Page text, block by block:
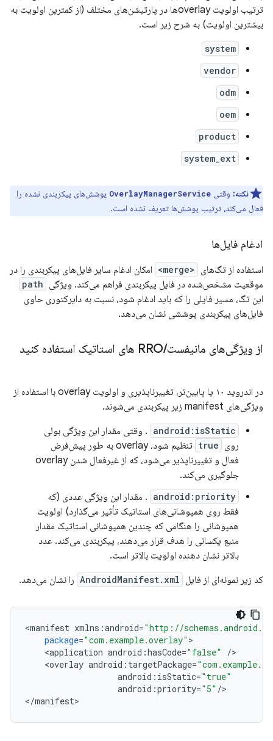
ترتیب اولویت overlayها در پارتیشن‌های مختلف (از کمترین اولویت به
بیشترین اولویت) به شرح زیر است.
system
vendor
odm
oem
product
system_ext
نکته: وقتی OverlayManagerService پوشش‌های پیکربندی نشده را
فعال می‌کند، ترتیب پوشش‌ها تعریف نشده است.
ادغام فایل‌ها
استفاده از تگ‌های <merge>
امکان ادغام سایر فایل‌های پیکربندی را در
موقعیت مشخص‌شده در فایل پیکربندی فراهم می‌کند. ویژگی path
این تگ، مسیر فایلی را که باید ادغام شود، نسبت به دایرکتوری حاوی
فایل‌های پیکربندی پوششی نشان می‌دهد.
از ویژگی‌های مانیفست/RRO های استاتیک استفاده کنید
در اندروید ۱۰ یا پایین‌تر، تغییرناپذیری و اولویت overlay با استفاده از
ویژگی‌های manifest زیر پیکربندی می‌شوند.
android:isStatic . وقتی مقدار این ویژگی بولی
روی true
تنظیم شود، overlay به طور پیش‌فرض
فعال و تغییرناپذیر می‌شود، که از غیرفعال شدن overlay
جلوگیری می‌کند.
android:priority . مقدار این ویژگی عددی (که
فقط روی همپوشانی‌های استاتیک تأثیر می‌گذارد) اولویت
همپوشانی را هنگامی که چندین همپوشانی استاتیک مقدار
منبع یکسانی را هدف قرار می‌دهند، پیکربندی می‌کند. عدد
بالاتر نشان دهنده اولویت بالاتر است.
کد زیر نمونه‌ای از فایل AndroidManifest.xml را نشان می‌دهد.
<manifest xmlns :android="http://
package="com.example.overlay"
<application android :hasCode="false" /
<overlay android : targetPackage=
android : isStatic="true"
android :priority="5" />
</manifest